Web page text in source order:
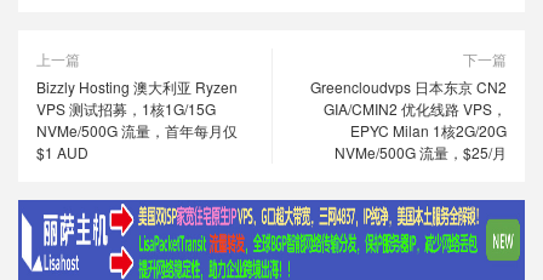
上一篇
Bizzly Hosting 澳大利亚 Ryzen
VPS 测试招募，1核1G/15G
NVMe/500G 流量，首年每月仅
$1 AUD
下一篇
Greencloudvps 日本东京 CN2
GIA/CMIN2 优化线路 VPS，
EPYC Milan 1核2G/20G
NVMe/500G 流量，$25/月